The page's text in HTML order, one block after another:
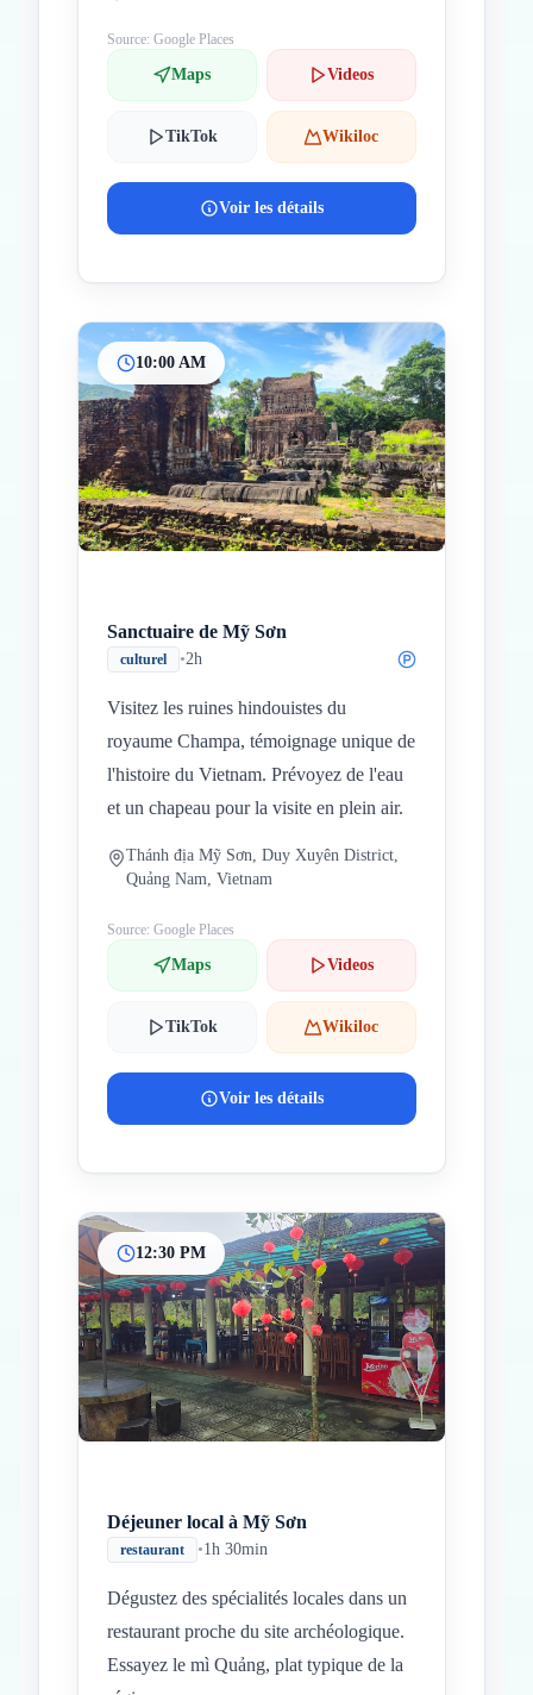
Source: Google Places
Maps Videos
TikTok Wikiloc
Voir les détails
10:00 AM
Sanctuaire de Mỹ Sơn
culturel •2h
Visitez les ruines hindouistes du
royaume Champa, témoignage unique de
l'histoire du Vietnam. Prévoyez de l'eau
et un chapeau pour la visite en plein air.
Thánh địa Mỹ Sơn, Duy Xuyên District,
Quảng Nam, Vietnam
Source: Google Places
Maps Videos
TikTok Wikiloc
Voir les détails
12:30 PM
Déjeuner local à Mỹ Sơn
restaurant •1h 30min
Dégustez des spécialités locales dans un
restaurant proche du site archéologique.
Essayez le mì Quảng, plat typique de la